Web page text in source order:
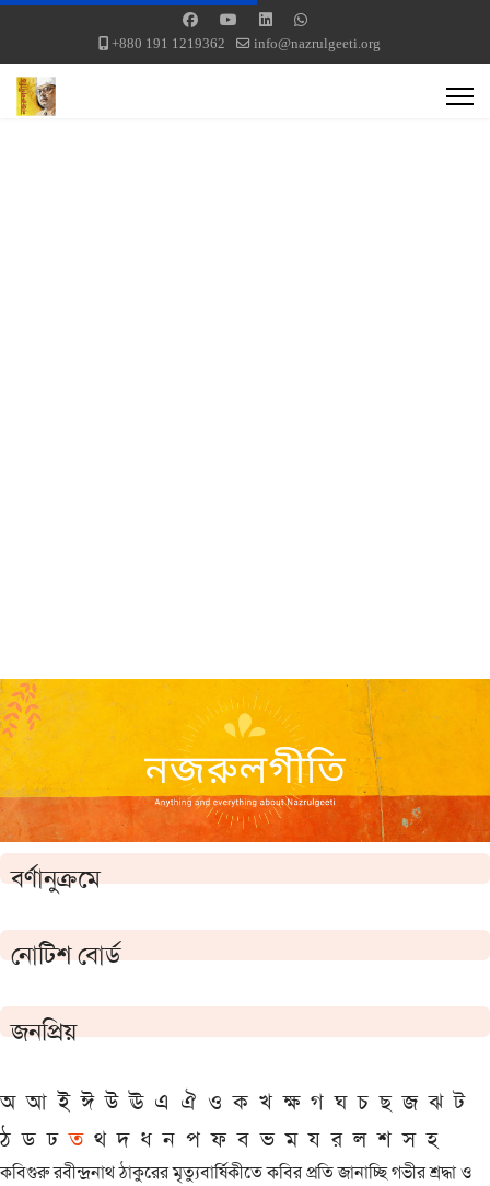
+880 191 1219362 info@nazrulgeeti.org
বর্ণানুক্রমে
নোটিশ বোর্ড
জনপ্রিয়
অ আ ই ঈ উ ঊ এ ঐ ও ক খ ক্ষ গ ঘ চ ছ জ ঝ ট
ঠ ড ঢ ত থ দ ধ ন প ফ ব ভ ম য র ল শ স হ
কবিগুরু রবীন্দ্রনাথ ঠাকুরের মৃত্যুবার্ষিকীতে কবির প্রতি জানাচ্ছি গভীর শ্রদ্ধা ও